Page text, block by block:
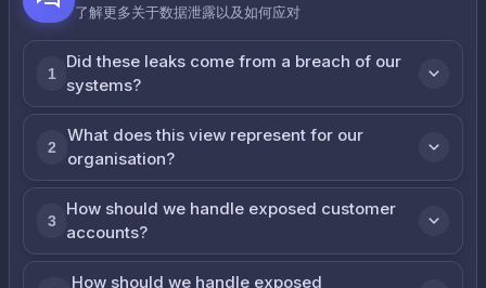
了解更多关于数据泄露以及如何应对
1
Did these leaks come from a breach of our
systems?
2
What does this view represent for our
organisation?
3
How should we handle exposed customer
accounts?
How should we handle exposed